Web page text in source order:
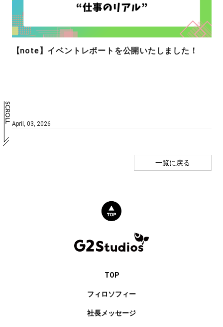
【note】イベントレポートを公開いたしました！
April, 03, 2026
一覧に戻る
TOP
フィロソフィー
社長メッセージ